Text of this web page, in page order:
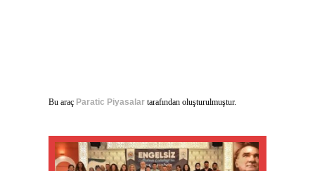
Bu araç Paratic Piyasalar tarafından oluşturulmuştur.